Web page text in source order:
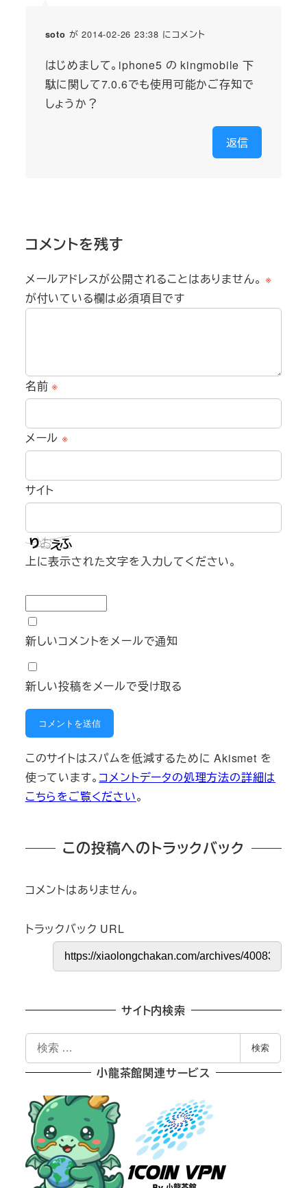
soto が 2014-02-26 23:38 にコメント
はじめまして。iphone5 の kingmobile 下
駄に関して7.0.6でも使用可能かご存知で
しょうか？
返信
コメントを残す
メールアドレスが公開されることはありません。 ※
が付いている欄は必須項目です
名前※
メール ※
サイト
上に表示された文字を入力してください。
新しいコメントをメールで通知
新しい投稿をメールで受け取る
このサイトはスパムを低減するために Akismet を
使っています。 コメントデータの処理方法の詳細は
こちらをご覧ください。
この投稿へのトラックバック
コメントはありません。
トラックバック URL
サイト内検索
検
索
検索
小龍茶館関連サービス